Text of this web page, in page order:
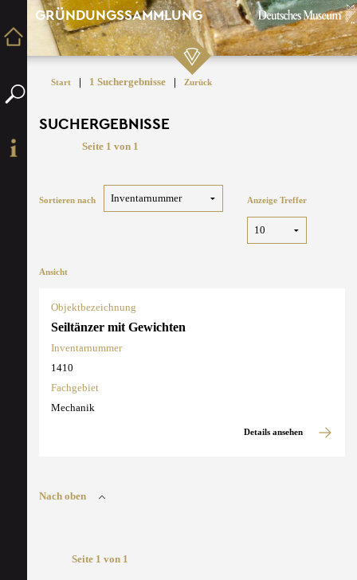
GRÜNDUNGSSAMMLUNG
Start | 1 Suchergebnisse | Zurück
SUCHERGEBNISSE
Seite 1 von 1
Sortieren nach Anzeige Treffer
Ansicht
Objektbezeichnung
Seiltänzer mit Gewichten
Inventarnummer
1410
Fachgebiet
Mechanik
Details ansehen
Nach oben
Seite 1 von 1